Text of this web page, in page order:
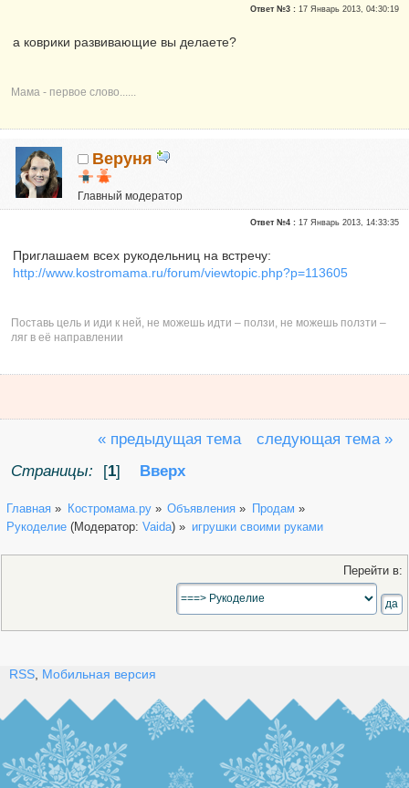
Ответ №3 :17 Январь 2013, 04:30:19
а коврики развивающие вы делаете?
Мама - первое слово......
Веруня
Главный модератор
Почетные участники
Репутация:7
Председатель клуба "Чудеса рукоделия"
Ответ №4 :17 Январь 2013, 14:33:35
Приглашаем всех рукодельниц на встречу:
http://www.kostromama.ru/forum/viewtopic.php?p=113605
Поставь цель и иди к ней, не можешь идти – ползи, не можешь ползти –
ляг в её направлении
« предыдущая тема
следующая тема »
Страницы:
[1] Вверх
Главная » Костромама.ру» Объявления » Продам »
Рукоделие (Модератор: Vaida) » игрушки своими руками
Перейти в:
RSS Мобильная версия